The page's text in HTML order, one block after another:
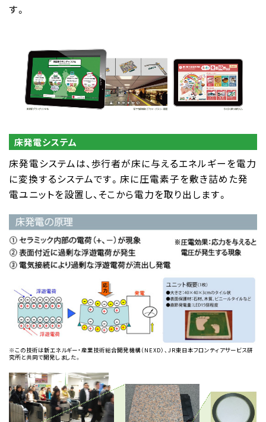
す。
床発電システム
床発電システムは、歩行者が床に与えるエネルギーを電力
に変換するシステムです。床に圧電素子を敷き詰めた発
電ユニットを設置し、そこから電力を取り出します。
※この技術は新エネルギー・産業技術総合開発機構（NEXD）、JR東日本フロンティアサービス研
究所と共同で開発しました。